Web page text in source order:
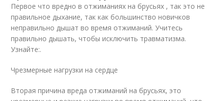
Первое что вредно в отжиманиях на брусьях , так это не
правильное дыхание, так как большинство новичков
неправильно дышат во время отжиманий. Учитесь
правильно дышать, чтобы исключить травматизма.
Узнайте:.
Чрезмерные нагрузки на сердце
Вторая причина вреда отжиманий на брусьях, это